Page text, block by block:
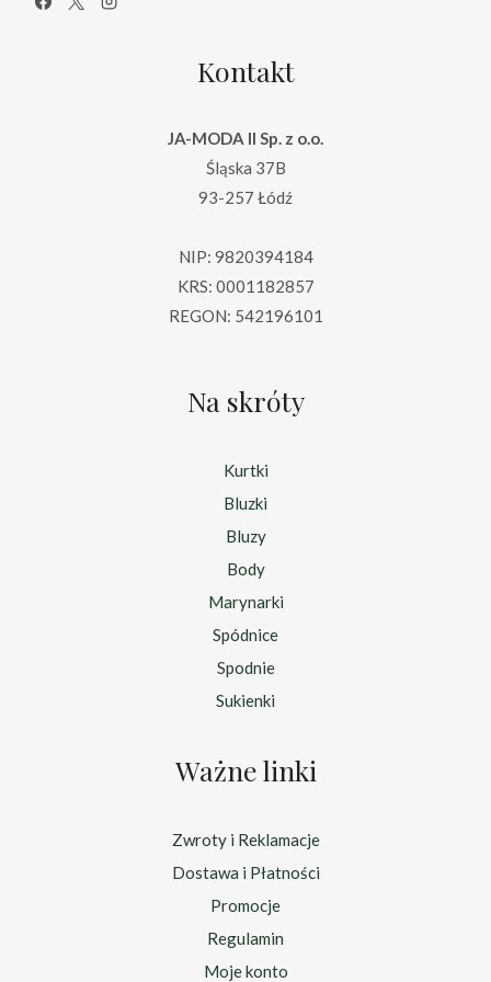
Kontakt
JA-MODA II Sp. z o.o.
Śląska 37B
93-257 Łódź
NIP: 9820394184
KRS: 0001182857
REGON: 542196101
Na skróty
Kurtki
Bluzki
Bluzy
Body
Marynarki
Spódnice
Spodnie
Sukienki
Ważne linki
Zwroty i Reklamacje
Dostawa i Płatności
Promocje
Regulamin
Moje konto